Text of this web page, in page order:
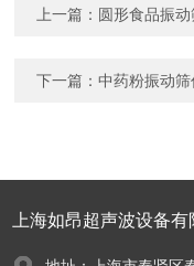
上一篇： 圆形食品振
下一篇：中药粉振动
上海如昂超声波设备有